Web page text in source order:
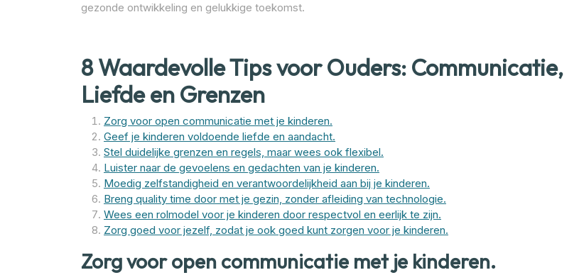
gezonde ontwikkeling en gelukkige toekomst.
8 Waardevolle Tips voor Ouders: Communicatie,
Liefde en Grenzen
Zorg voor open communicatie met je kinderen.
Geef je kinderen voldoende liefde en aandacht.
Stel duidelijke grenzen en regels, maar wees ook flexibel.
Luister naar de gevoelens en gedachten van je kinderen.
Moedig zelfstandigheid en verantwoordelijkheid aan bij je kinderen.
Breng quality time door met je gezin, zonder afleiding van technologie.
Wees een rolmodel voor je kinderen door respectvol en eerlijk te zijn.
Zorg goed voor jezelf, zodat je ook goed kunt zorgen voor je kinderen.
Zorg voor open communicatie met je kinderen.